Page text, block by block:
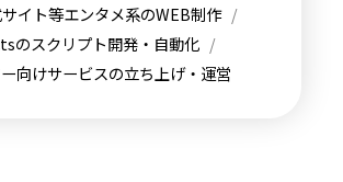
イト等エンタメ系のWEB制作
のスクリプト開発・自動化
向けサービスの立ち上げ・運営